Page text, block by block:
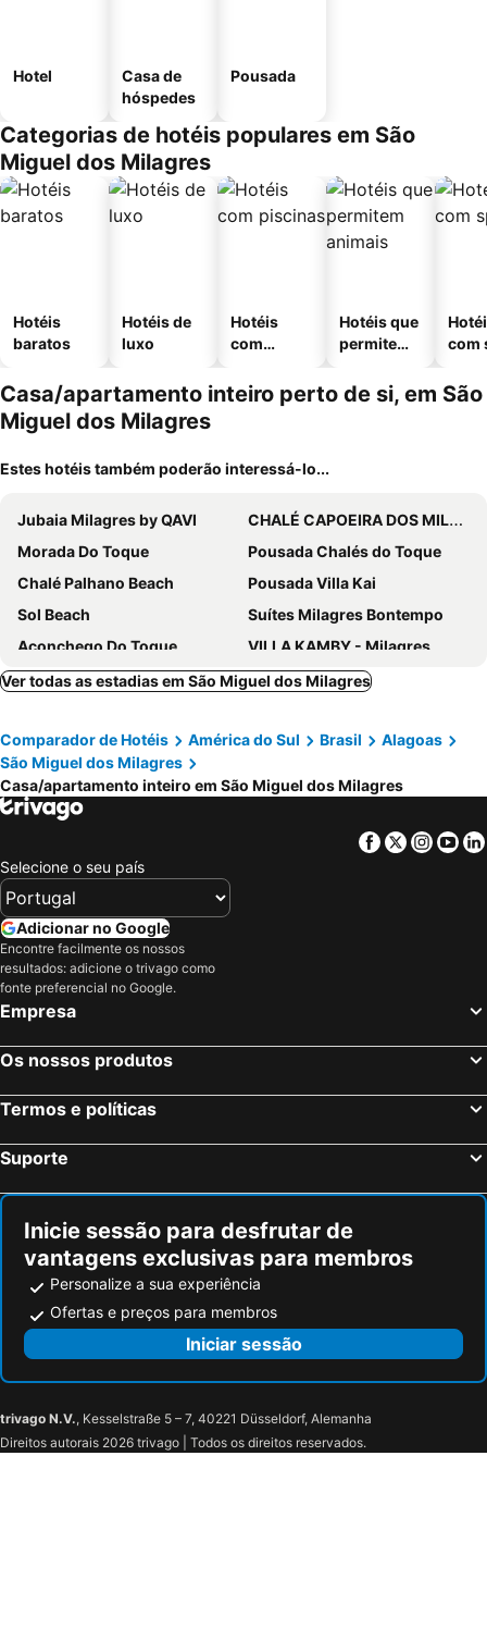
Hotel
Casa de
hóspedes
Pousada
Categorias de hotéis populares em São
Miguel dos Milagres
Hotéis
baratos
Hotéis de
luxo
Hotéis
com
Hotéis que
permitem
com
Casa/apartamento inteiro perto de si, em São
Miguel dos Milagres
Estes hotéis também poderão interessá-lo...
Jubaia Milagres by QAVI
CHALÉ CAPOEIRA DOS MILAGRES
Morada Do Toque
Pousada Chalés do Toque
Chalé Palhano Beach
Pousada Villa Kai
Sol Beach
Suítes Milagres Bontempo
Aconchego Do Toque
VILLA KAMBY - Milagres
Bahay Tatu Home Concept
Le Petit Suítes Praia de Lages
Ver todas as estadias em São Miguel dos Milagres
Comparador de Hotéis América do Sul Brasil
Alagoas
São Miguel dos Milagres
Casa/apartamento inteiro em São Miguel dos Milagres
Facebook
Twitter
Selecione o seu país
Adicionar no Google
Encontre facilmente os nossos
resultados: adicione o trivago como
fonte preferencial no Google.
Empresa
Os nossos produtos
Termos e políticas
Suporte
Inicie sessão para desfrutar de
vantagens exclusivas para membros
Personalize a sua experiência
Ofertas e preços para membros
Iniciar sessão
trivago N.V., Kesselstraße 5 – 7, 40221 Düsseldorf, Alemanha
Direitos autorais 2026 trivago | Todos os direitos reservados.